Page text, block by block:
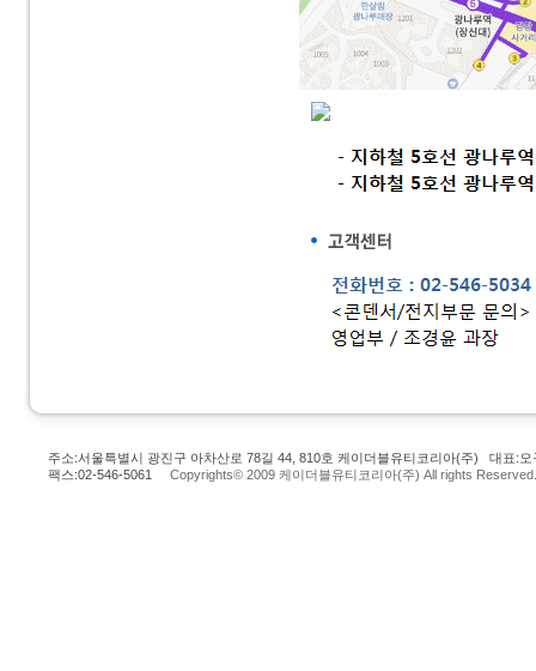
주소:서울특별시 광진구 아차산로 78길 44, 810호 케이더블유티코리아(주) 대표
팩스:02-546-5061 Copyrights© 2009 케이더블유티코리아(주) All rights Reserved.